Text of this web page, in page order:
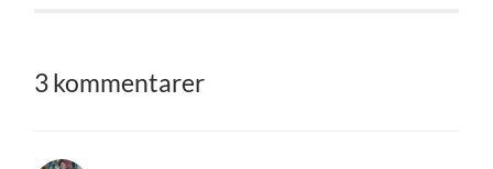
3 kommentarer